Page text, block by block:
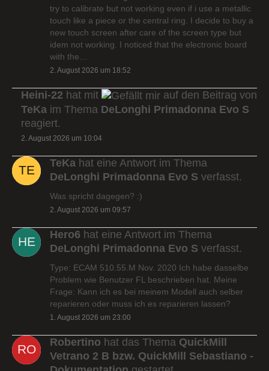
try to calibrate but not working even if i use a metallic
touch like a piece or the central ring. I decide to buy a
new touch screen after care of the screen type but
idem not working. I noticed that the electronic board
with the…
2. August 2026 um 18:52
Heini-22 hat mit
auf den Beitrag von
TeKa im Thema DeLonghi Primadonna Evo S
reagiert.
2. August 2026 um 10:04
TeKa hat eine Antwort im Thema
DeLonghi Primadonna Evo S verfasst.
Was spricht dagegen? :)
2. August 2026 um 09:57
Hero6 hat eine Antwort im Thema
DeLonghi Primadonna Evo S verfasst.
Type: ECAM 510.55.M Nov. 2020 Ich habe dasselbe
Problem wie Benutzer FL beschrieben hat. Meine
Frage: Kann ich es bei meinem Modell auch selber
reparieren oder muss ich es reparieren lassen?
1. August 2026 um 23:00
Robertino hat das Thema QuickMill
Vetrano 2 B bzw. QuickMill Sebastiano -